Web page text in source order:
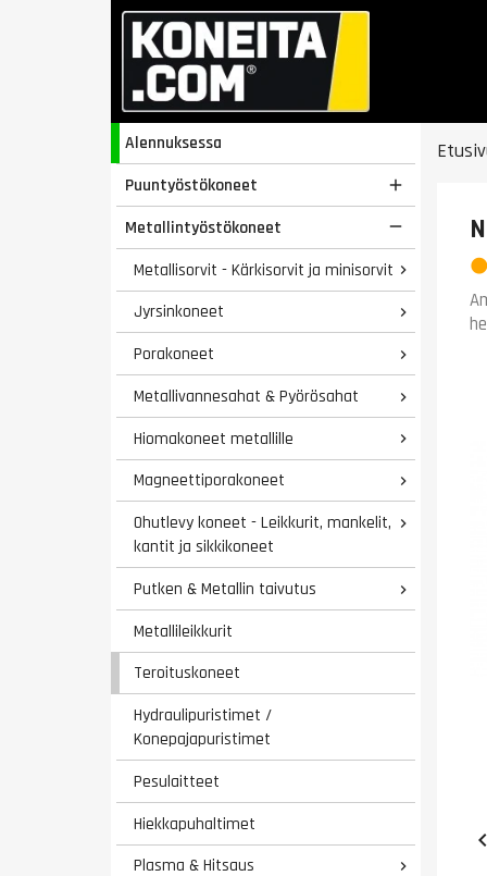
Alennuksessa
Puuntyöstökoneet

Metallintyöstökoneet 
Metallisorvit - Kärkisorvit ja minisorvit 
Jyrsinkoneet 
Porakoneet 
Metallivannesahat & Pyörösahat 
Hiomakoneet metallille 
Magneettiporakoneet 
Ohutlevy koneet - Leikkurit, mankelit,
kantit ja sikkikoneet

Putken & Metallin taivutus 
Metallileikkurit
Teroituskoneet
Hydraulipuristimet /
Konepajapuristimet
Pesulaitteet
Hiekkapuhaltimet
Plasma & Hitsaus
